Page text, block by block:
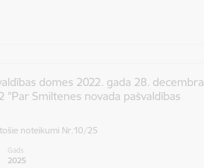
domes 2022. gada 28. decembra
Smiltenes novada pašvaldības
noteikumi Nr.10/25
Gads
2025